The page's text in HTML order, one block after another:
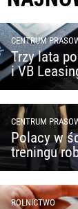
CENTRUM
Trzy lata
i VB
CENTRUM
Polacy w
treningu
ROLNICTWO